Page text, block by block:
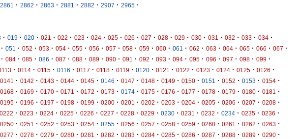
2861 · 2862 · 2863 · 2881 · 2882 · 2907 · 2965 ·
· 019 · 020 · 021 · 022 · 023 · 024 · 025 · 026 · 027 · 028 · 029 · 030 · 031 · 032 · 033 · 034 ·
· 051 · 052 · 053 · 054 · 055 · 056 · 057 · 058 · 059 · 060 · 061 · 062 · 063 · 064 · 065 · 066 · 067 ·
· 084 · 085 · 086 · 087 · 088 · 089 · 090 · 091 · 092 · 093 · 094 · 095 · 096 · 097 · 098 · 099 ·
· 0114 · 0115 · 0116 · 0117 · 0118 · 0119 · 0120 · 0121 · 0122 · 0123 · 0124 · 0125 · 0126 ·
0141 · 0142 · 0143 · 0144 · 0145 · 0146 · 0147 · 0148 · 0149 · 0150 · 0151 · 0152 · 0153 · 0154 ·
0168 · 0169 · 0170 · 0171 · 0172 · 0173 · 0174 · 0175 · 0176 · 0177 · 0178 · 0179 · 0180 · 0181 ·
0195 · 0196 · 0197 · 0198 · 0199 · 0200 · 0201 · 0202 · 0203 · 0204 · 0205 · 0206 · 0207 · 0208 ·
0222 · 0223 · 0224 · 0225 · 0226 · 0227 · 0228 · 0229 · 0230 · 0231 · 0232 · 0234 · 0235 · 0236 ·
0250 · 0251 · 0252 · 0253 · 0254 · 0255 · 0256 · 0257 · 0258 · 0259 · 0260 · 0261 · 0262 · 0263 ·
0277 · 0278 · 0279 · 0280 · 0281 · 0282 · 0283 · 0284 · 0285 · 0286 · 0287 · 0288 · 0289 · 0290 ·